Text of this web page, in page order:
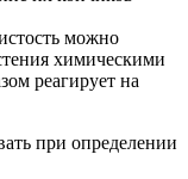
можно
химическими
реагирует на
при определении